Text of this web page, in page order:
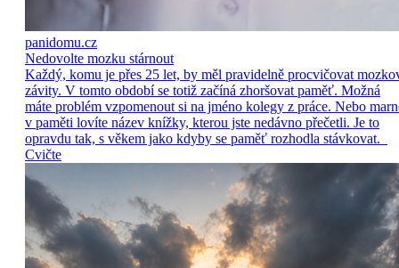
panidomu.cz
Nedovolte mozku stárnout
Každý, komu je přes 25 let, by měl pravidelně procvičovat
závity. V tomto období se totiž začíná zhoršovat paměť. Možná
máte problém vzpomenout si na jméno kolegy z práce. Nebo
v paměti lovíte název knížky, kterou jste nedávno přečetli. Je to
opravdu tak, s věkem jako kdyby se paměť rozhodla stávkovat.
Cvičte